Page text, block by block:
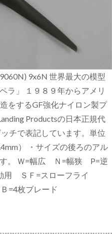
9x6N 世界最大の模型
」 １９８９年からアメリ
をするGF強化ナイロン製プ
Productsの日本正規代
チで表記しています。単位
） ・サイズの後ろのアル
す。 Ｗ=幅広 Ｎ=幅狭 P=逆
ＳＦ=スローフライ
枚ブレード